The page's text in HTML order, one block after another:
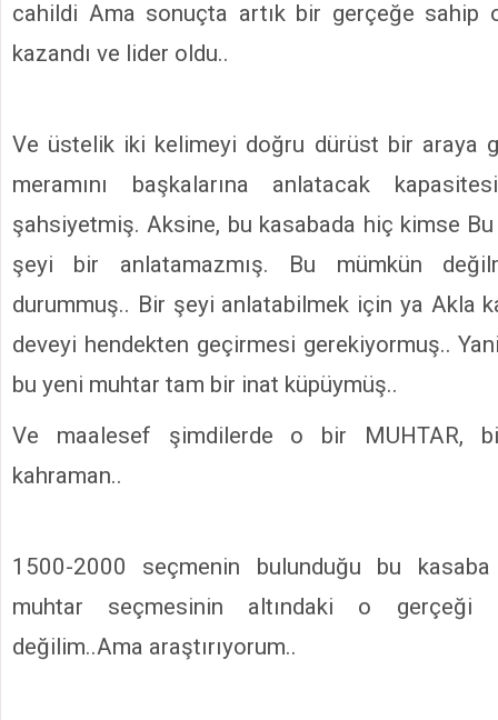
cahildi Ama sonuçta artık bir gerçeğe sahip
kazandı ve lider oldu..
Ve üstelik iki kelimeyi doğru dürüst bir araya
meramını başkalarına anlatacak
şahsiyetmiş. Aksine, bu kasabada hiç kimse
şeyi bir anlatamazmış. Bu mümkün
durummuş.. Bir şeyi anlatabilmek için ya Akla
deveyi hendekten geçirmesi gerekiyormuş..
bu yeni muhtar tam bir inat küpüymüş..
Ve maalesef şimdilerde o bir MUHTAR,
kahraman..
1500-2000 seçmenin bulunduğu bu
muhtar seçmesinin altındaki o gerçeği
değilim..Ama araştırıyorum..